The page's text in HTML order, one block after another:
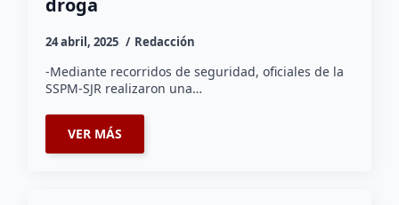
droga
24 abril, 2025 Redacción
-Mediante recorridos de seguridad, oficiales de la
SSPM-SJR realizaron una…
VER MÁS